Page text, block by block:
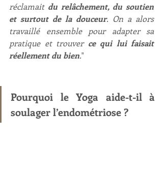
réclamait du relâchement, du soutien
et surtout de la douceur. On a alors
travaillé ensemble pour adapter sa
pratique et trouver ce qui lui faisait
réellement du bien."
Pourquoi le Yoga aide-t-il à
soulager l’endométriose ?